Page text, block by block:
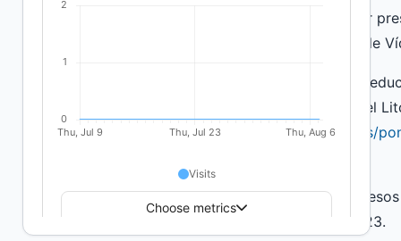
Noveduc Libros (25 de julio de 2020). Carlos Skliar
incertidumbre) con Darío Sztajnszrajber. [Archivo de
Sánchez, D. (2011). El arte como herramienta de la
de Extensión Universitaria. Universidad Nacional del
https://www.unl.edu.ar/iberoextension/dvd/archivos/
Tommasino, H. y Cano, A. (2016). Avances y
República de Uruguay. Revista Masquedós, 1(1), 9-23.